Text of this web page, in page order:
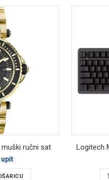
ručni sat
upit